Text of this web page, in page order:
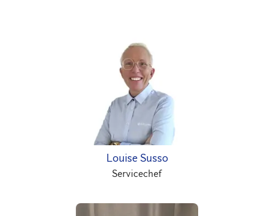
Louise Susso
Servicechef